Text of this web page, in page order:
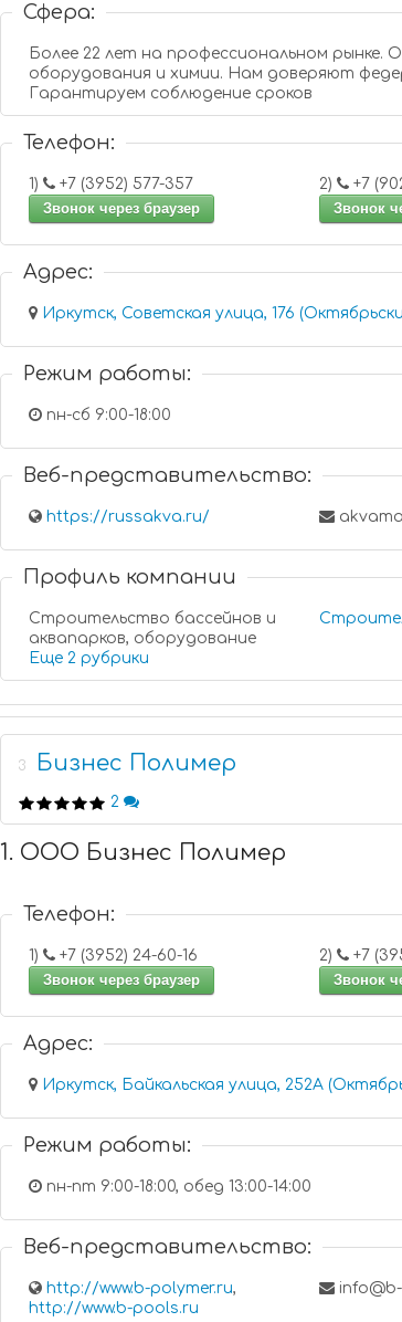
Сфера:
Более 22 лет на профессиональном рынке.
оборудования и химии. Нам доверяют федеральные проекты.
Гарантируем соблюдение сроков
Телефон:
1)
+7 (3952) 577-357
Звонок через браузер
2)
Звонок
Адрес:
Иркутск, Советская улица, 176
Режим работы:
пн-сб 9:00-18:00
Веб-представительство:
https://russakva.ru/
Профиль компании
Строительство бассейнов и
аквапарков, оборудование
Еще 2 рубрики
3 Бизнес Полимер
2
1. ООО Бизнес Полимер
Телефон:
1)
+7 (3952) 24-60-16
Звонок через браузер
2)
Звонок
Адрес:
Иркутск, Байкальская улица, 252А
Режим работы:
пн-пт 9:00-18:00, обед 13:00-14:00
Веб-представительство:
http://www.b-polymer.ru,
http://www.b-pools.ru